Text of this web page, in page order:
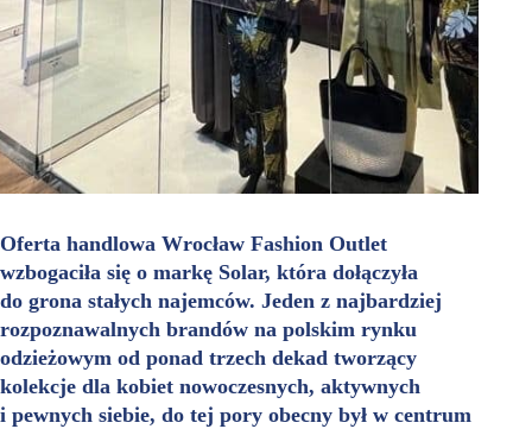
Oferta handlowa Wrocław Fashion Outlet
wzbogaciła się o markę Solar, która dołączyła
do grona stałych najemców. Jeden z najbardziej
rozpoznawalnych brandów na polskim rynku
odzieżowym od ponad trzech dekad tworzący
kolekcje dla kobiet nowoczesnych, aktywnych
i pewnych siebie, do tej pory obecny był w centrum